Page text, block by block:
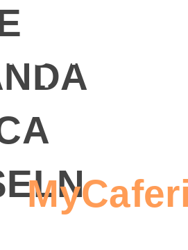
befindet
im